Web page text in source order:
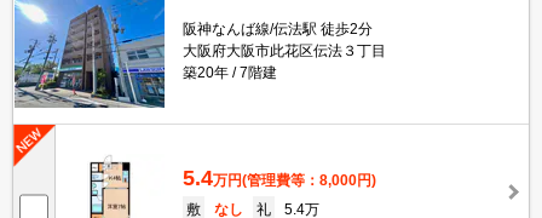
阪神なんば線/伝法駅 徒歩2分
大阪府大阪市此花区伝法３丁目
築20年
7階建
5.4万円(管理費等：8,000円)
敷
なし 礼
5.4万